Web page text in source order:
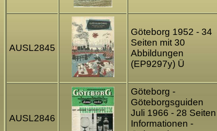
AUSL2845
Göteborg 1952 - 34
Seiten mit 30
Abbildungen
(EP9297y) Ü
AUSL2846
Göteborg -
Göteborgsguiden
Juli 1966 - 28 Seiten
Informationen -